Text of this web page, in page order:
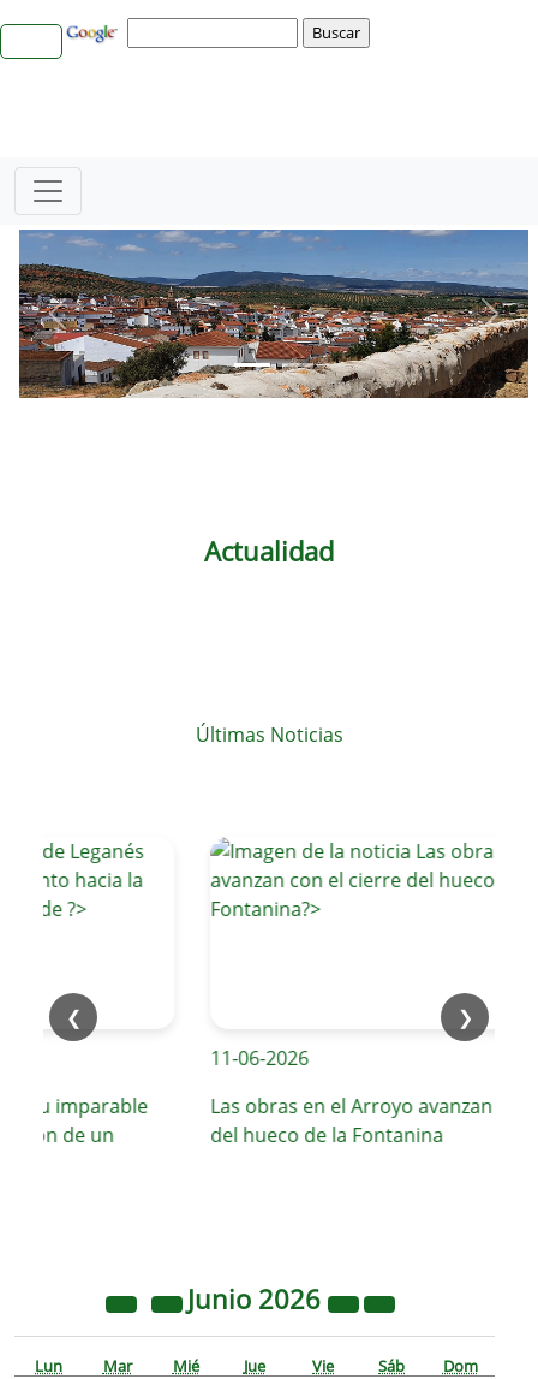
Actualidad
Últimas Noticias
❮ ❯
su imparable
de un
11-06-2026
Las obras en el Arroyo avanzan con
del hueco de la Fontanina
Junio 2026
Lun Mar Mié Jue Vie Sáb Dom